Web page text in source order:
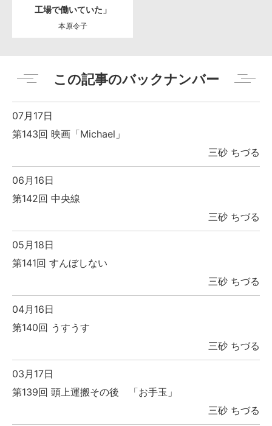
工場で働いていた」
本原令子
この記事のバックナンバー
07月17日
第143回 映画「Michael」
三砂 ちづる
06月16日
第142回 中央線
三砂 ちづる
05月18日
第141回 すんぼしない
三砂 ちづる
04月16日
第140回 うすうす
三砂 ちづる
03月17日
第139回 頭上運搬その後 「お手玉」
三砂 ちづる